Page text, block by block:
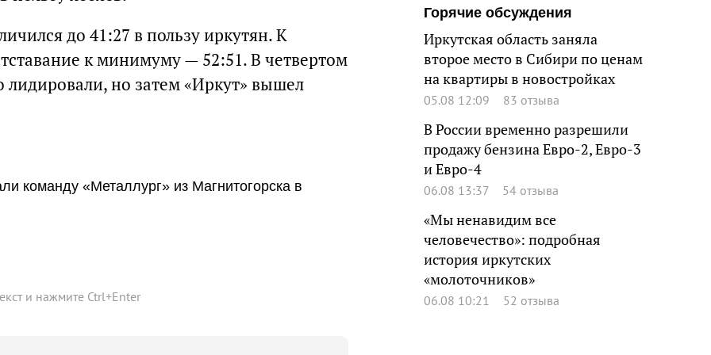
до 41:27 в пользу иркутян. К
к минимуму — 52:51. В четвертом
но затем «Иркут» вышел
команду «Металлург» из Магнитогорска в
и нажмите Ctrl+Enter
Горячие обсуждения
Иркутская область заняла
второе место в Сибири по ценам
на квартиры в новостройках
05.08 12:09 83 отзыва
В России временно разрешили
продажу бензина Евро-2, Евро-3
и Евро-4
06.08 13:37 54 отзыва
«Мы ненавидим все
человечество»: подробная
история иркутских
«молоточников»
06.08 10:21 52 отзыва